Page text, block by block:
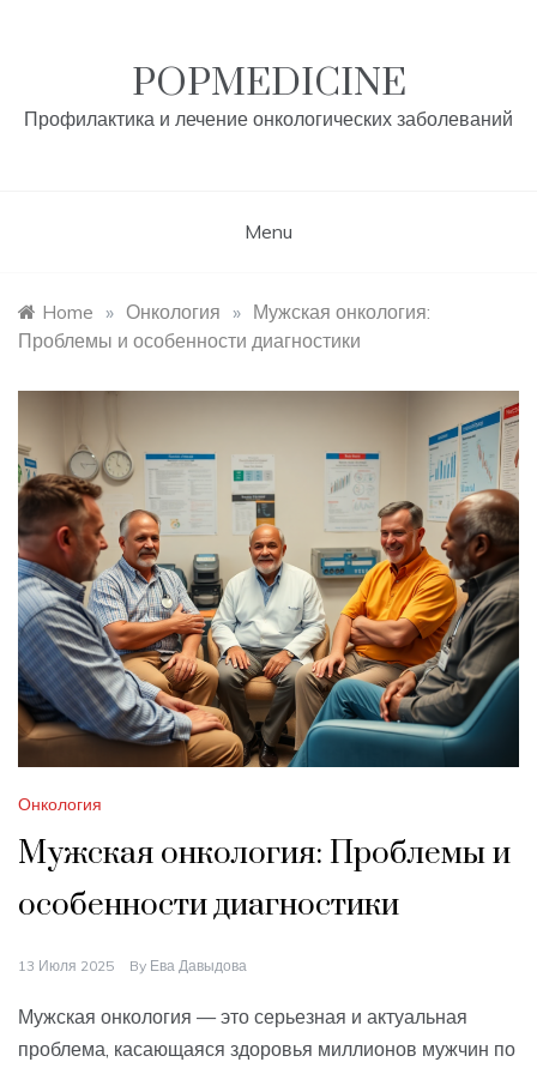
POPMEDICINE
Профилактика и лечение онкологических заболеваний
Menu
Home » Онкология » Мужская онкология:
Проблемы и особенности диагностики
Онкология
Мужская онкология: Проблемы и
особенности диагностики
13 Июля 2025 By Ева Давыдова
Мужская онкология — это серьезная и актуальная
проблема, касающаяся здоровья миллионов мужчин по